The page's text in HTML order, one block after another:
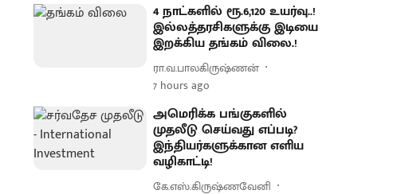
4 நாட்களில் ரூ.6,120 உயர்வு..!
இல்லத்தரசிகளுக்கு இடியை
இறக்கிய தங்கம் விலை.!
ரா.வ.பாலகிருஷ்ணன்
7 hours ago
அமெரிக்க பங்குகளில்
முதலீடு செய்வது எப்படி?
இந்தியர்களுக்கான எளிய
வழிகாட்டி!
கே.எஸ்.கிருஷ்ணவேனி